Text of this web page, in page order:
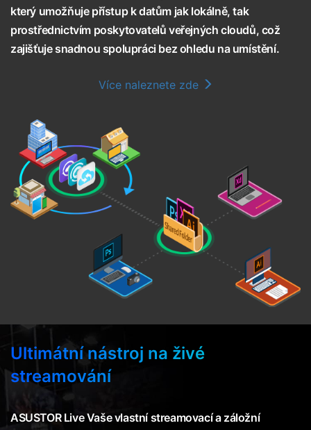
který umožňuje přístup k datům jak lokálně, tak
prostřednictvím poskytovatelů veřejných cloudů, což
zajišťuje snadnou spolupráci bez ohledu na umístění.
Více naleznete zde
Ultimátní nástroj na živé
streamování
ASUSTOR Live Vaše vlastní streamovací a záložní